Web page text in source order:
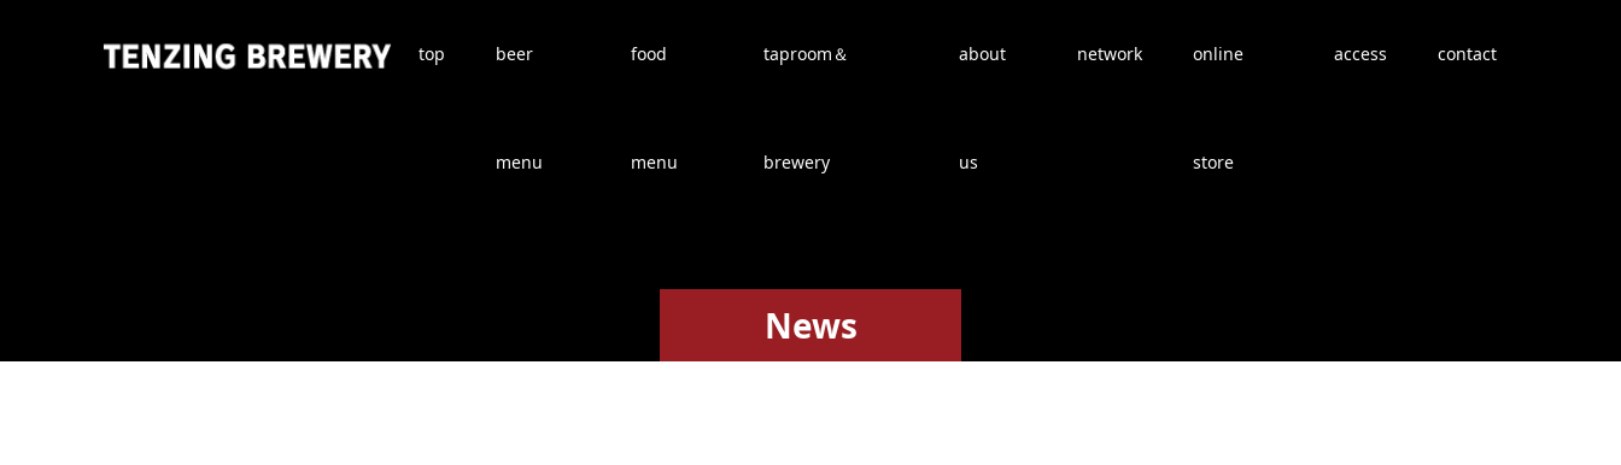
top beer
menu
food
menu
taproom＆
brewery
about
us
network online
store
access contact
News